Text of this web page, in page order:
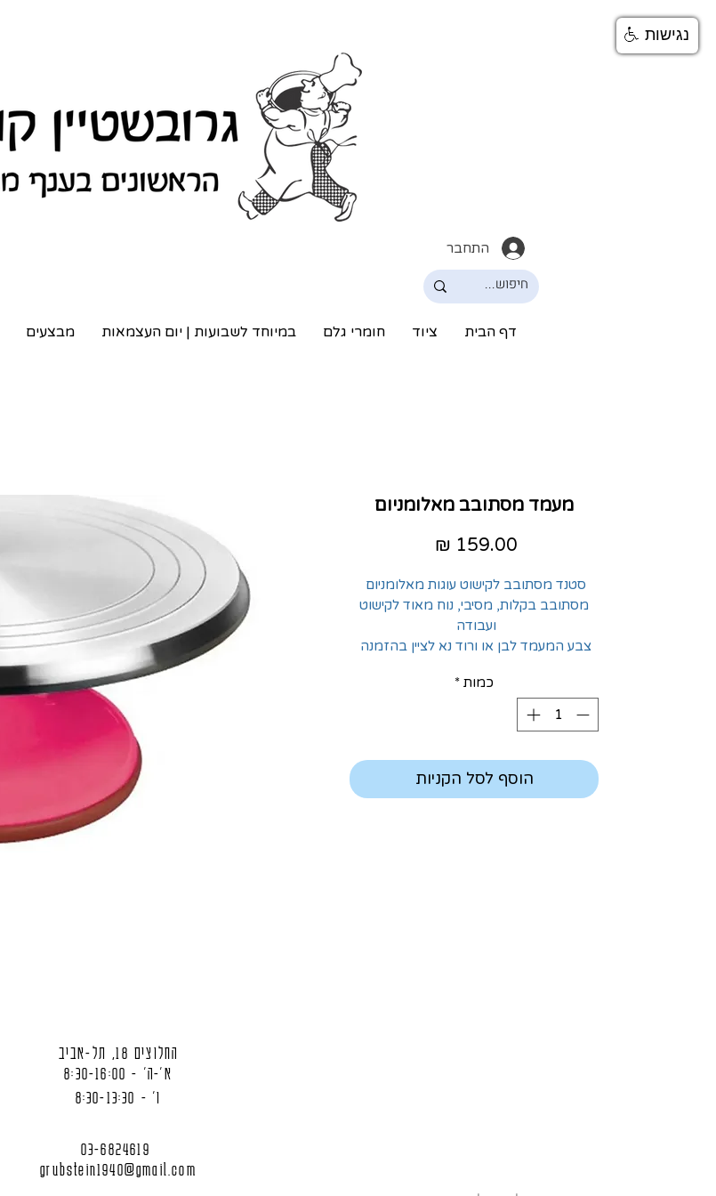
התחבר
דף הבית ציוד חומרי גלם במיוחד לשבועות | יום העצמאות מבצעים
מעמד מסתובב מאלומניום
סטנד מסתובב לקישוט עוגות מאלומניום
מסתובב בקלות, מסיבי, נוח מאוד לקישוט
ועבודה
צבע המעמד לבן או ורוד נא לציין בהזמנה
כמות *
הוסף לסל הקניות
החלוצים 18, תל-אביב
א'-ה' - 8:30-16:00
ו' - 8:30-13:30
03-6824619
grubstein1940@gmail.com
נגישות